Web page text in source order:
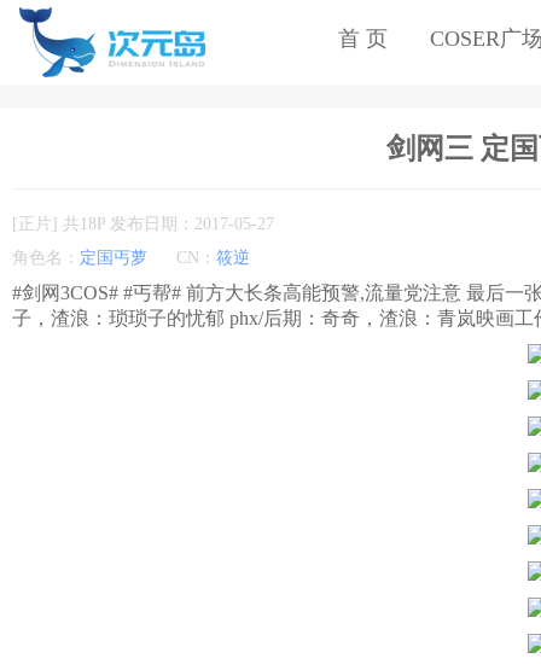
首 页 COSER广
剑网三 定
[正片] 共18P 发布日期：2017-05-27
角色名： 定国丐萝 CN： 筱逆
#剑网3COS# #丐帮# 前方大长条高能预警,流量党注意 最后
子，渣浪：琐琐子的忧郁 phx/后期：奇奇，渣浪：青岚映画